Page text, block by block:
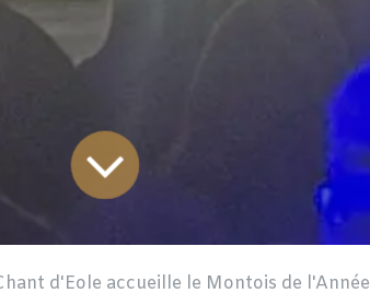
d'Eole accueille le Montois de l'Année